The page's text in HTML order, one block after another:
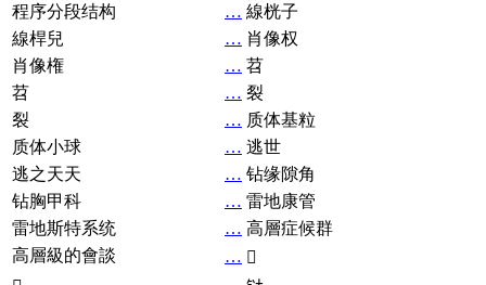
程序分段结构
… 線桄子
線桿兒
… 肖像权
肖像権
… 苕
苕
… 裂
裂
… 质体基粒
质体小球
… 逃世
逃之天天
… 钻缘隙角
钻胸甲科
… 雷地康管
雷地斯特系统
… 高層症候群
高層級的會談
… 𧘞